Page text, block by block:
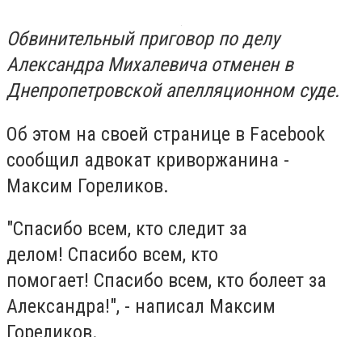
Обвинительный приговор по делу
Александра Михалевича отменен в
Днепропетровской апелляционном суде.
Об этом на своей странице в Facebook
сообщил адвокат криворжанина -
Максим Гореликов.
"Спасибо всем, кто следит за
делом! Спасибо всем, кто
помогает! Спасибо всем, кто болеет за
Александра!", - написал Максим
Гореликов.